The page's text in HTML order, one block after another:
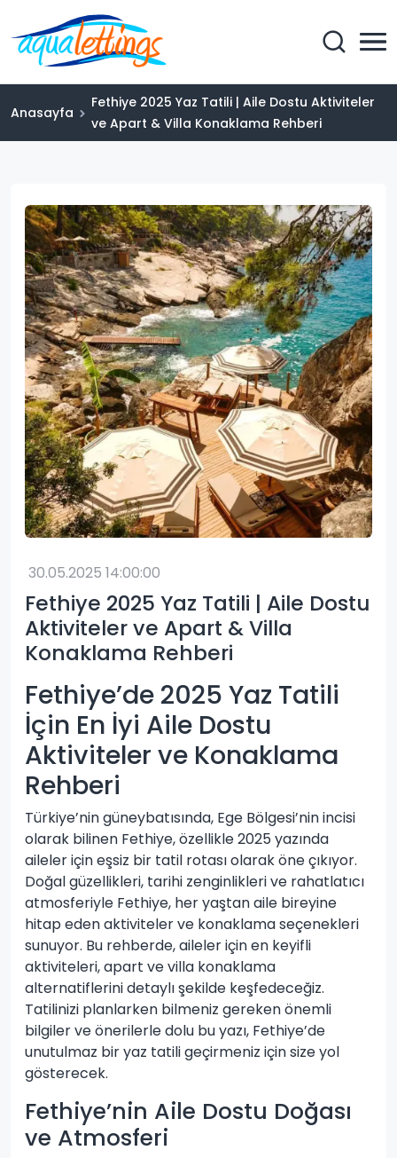
Anasayfa
Fethiye 2025 Yaz Tatili | Aile Dostu Aktiviteler
ve Apart & Villa Konaklama Rehberi
30.05.2025 14:00:00
Fethiye 2025 Yaz Tatili | Aile Dostu
Aktiviteler ve Apart & Villa
Konaklama Rehberi
Fethiye’de 2025 Yaz Tatili
İçin En İyi Aile Dostu
Aktiviteler ve Konaklama
Rehberi
Türkiye’nin güneybatısında, Ege Bölgesi’nin incisi
olarak bilinen Fethiye, özellikle 2025 yazında
aileler için eşsiz bir tatil rotası olarak öne çıkıyor.
Doğal güzellikleri, tarihi zenginlikleri ve rahatlatıcı
atmosferiyle Fethiye, her yaştan aile bireyine
hitap eden aktiviteler ve konaklama seçenekleri
sunuyor. Bu rehberde, aileler için en keyifli
aktiviteleri, apart ve villa konaklama
alternatiflerini detaylı şekilde keşfedeceğiz.
Tatilinizi planlarken bilmeniz gereken önemli
bilgiler ve önerilerle dolu bu yazı, Fethiye’de
unutulmaz bir yaz tatili geçirmeniz için size yol
gösterecek.
Fethiye’nin Aile Dostu Doğası
ve Atmosferi